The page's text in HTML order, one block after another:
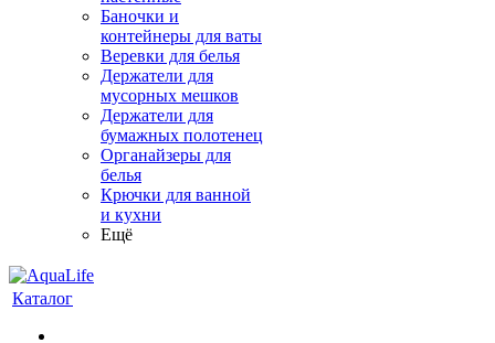
Баночки и
контейнеры для ваты
Веревки для белья
Держатели для
мусорных мешков
Держатели для
бумажных полотенец
Органайзеры для
белья
Крючки для ванной
и кухни
Ещё
Каталог